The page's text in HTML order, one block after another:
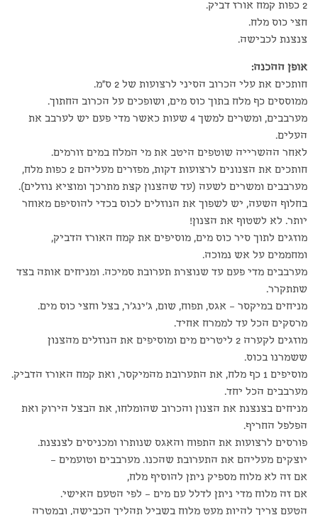
2 כפות קמח אורז דביק.
חצי כוס מלח.
צנצנת לכבישה.
אופן ההכנה:
חותכים את עלי הכרוב הסיני לרצועות של 2 ס"מ.
ממוססים כף מלח בתוך כוס מים, ושופכים על הכרוב החתוך.
מערבבים, ומשרים למשך 4 שעות כאשר מדי פעם יש לערבב את
העלים.
לאחר ההשרייה שוטפים היטב את מי המלח במים זורמים.
חותכים את הצנונים לרצועות דקות, מפזרים מעליהם 2 כפות מלח,
מערבבים ומשרים לשעה (עד שהצנון קצת מתרכך ומוציא נוזלים).
בחלוף השעה, יש לשפוך את הנוזלים לכוס בכדי להוסיפם מאוחר
יותר. לא לשטוף את הצנון!
מוזגים לתוך סיר כוס מים, מוסיפים את קמח האורז הדביק,
ומחממים על אש נמוכה.
מערבבים מדי פעם עד שנוצרת תערובת סמיכה. ומניחים אותה בצד
שתתקרר.
מניחים במיקסר – אגס, תפוח, שום, ג'ינג'ר, בצל וחצי כוס מים.
מרסקים הכל עד לממרח אחיד.
מוזגים לקערה 2 ליטרים מים ומוסיפים את הנוזלים מהצנון
ששמרנו בכוס.
מוסיפים 1 כף מלח, את התערובת מהמיקסר, ואת קמח האורז הדביק.
מערבבים הכל יחד.
מניחים בצנצנת את הצנון והכרוב שהומלחו, את הבצל הירוק ואת
הפלפל החריף.
פורסים לרצועות את התפוח והאגס שנותרו ומכניסים לצנצנת.
יוצקים מעליהם את התערובת שהכנו. מערבבים וטועמים –
אם זה לא מלוח מספיק ניתן להוסיף מלח,
אם זה מלוח מדי ניתן לדלל עם מים – לפי הטעם האישי.
הטעם צריך להיות מעט מלוח בשביל תהליך הכבישה, ובמטרה